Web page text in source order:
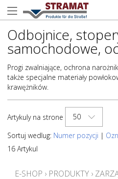
Odbojnice,
samochodowe,
Progi zwalniające, ochrona
także specjalne materiały
krawężników.
Artykuly na strone
50
Sortuj wedlug: Numer pozycji |
16 Artykul
E-SHOP › PRODUKTY ›